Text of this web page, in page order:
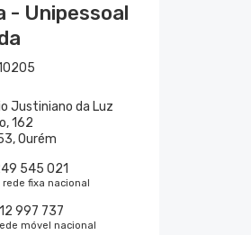
- Unipessoal
Justiniano da Luz
162
,Ourém
545 021
fixa nacional
997 737
móvel nacional